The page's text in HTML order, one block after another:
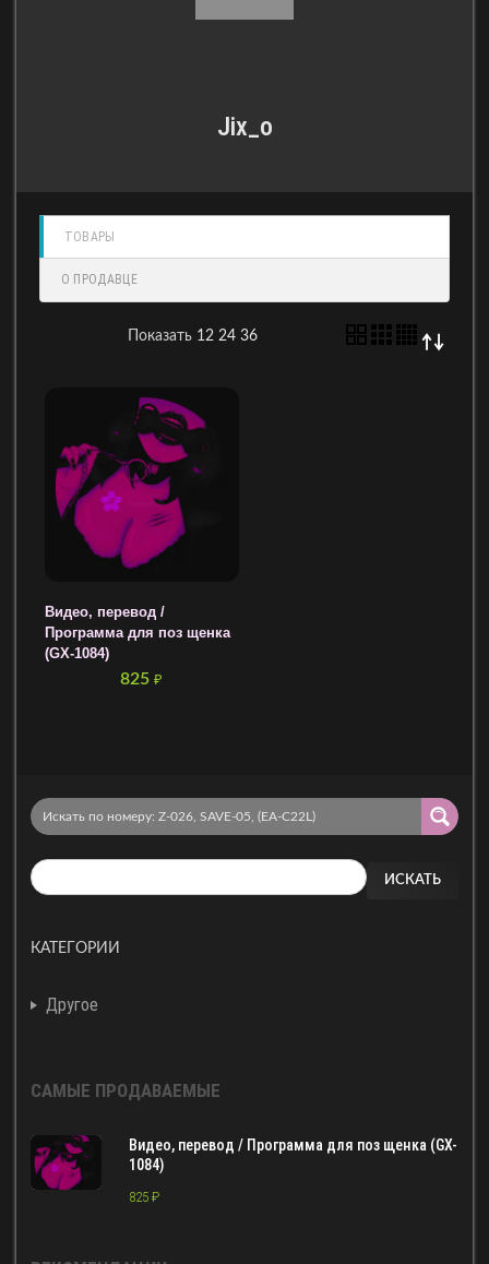
Jix_o
ТОВАРЫ
О ПРОДАВЦЕ
Показать 12 24 36
Видео, перевод /
Программа для поз щенка
(GX-1084)
825₽
ИСКАТЬ
КАТЕГОРИИ
Другое
САМЫЕ ПРОДАВАЕМЫЕ
Видео, перевод / Программа для поз щенка (GX-
1084)
825 ₽